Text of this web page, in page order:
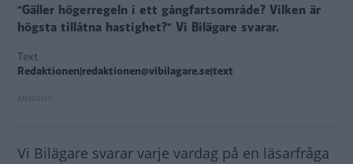
"Gäller högerregeln i ett gångfartsområde? Vilken är
högsta tillåtna hastighet?" Vi Bilägare svarar.
Text
Redaktionen|redaktionen@vibilagare.se|text
Vi Bilägare svarar varje vardag på en läsarfråga